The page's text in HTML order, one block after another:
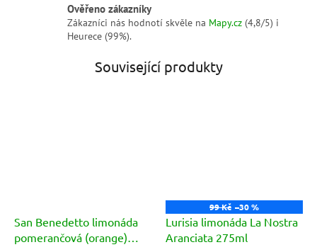
Ověřeno zákazníky
Zákazníci nás hodnotí skvěle na Mapy.cz (4,8/5) i
Heurece (99%).
Související produkty
San Benedetto limonáda
pomerančová (orange)
99 Kč –30 %
Lurisia limonáda La Nostra
Aranciata 275ml